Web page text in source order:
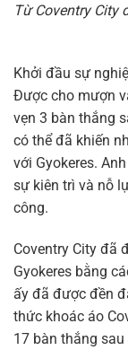
Từ Coventry City
Khởi đầu sự
Được cho mượn
vẹn 3 bàn thắng
có thể đã khiến
với Gyokeres.
sự kiên trì và nỗ
công.
Coventry City đã
Gyokeres bằng
ấy đã được đền
thức khoác áo
17 bàn thắng